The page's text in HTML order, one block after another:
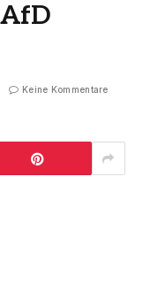
Keine Kommentare